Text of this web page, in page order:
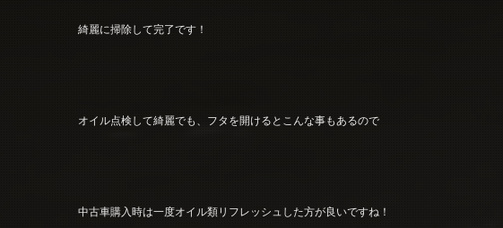
綺麗に掃除して完了です！
オイル点検して綺麗でも、フタを開けるとこんな事もあるので
中古車購入時は一度オイル類リフレッシュした方が良いですね！